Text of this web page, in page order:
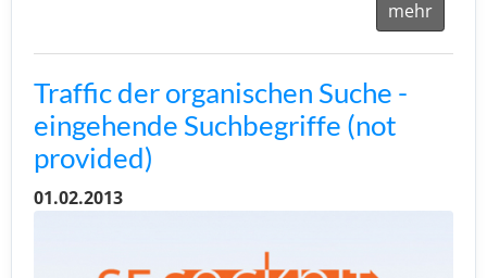
mehr
Traffic der organischen Suche -
eingehende Suchbegriffe (not
provided)
01.02.2013